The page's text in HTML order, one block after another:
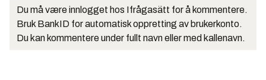
Du må være innlogget hos Ifrågasätt for å kommentere.
Bruk BankID for automatisk oppretting av brukerkonto.
Du kan kommentere under fullt navn eller med kallenavn.